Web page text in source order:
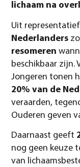
lichaam na
Uit
Nederlanders
resomeren
beschikbaar zijn.
Jongeren tonen
20% van de
veraarden,
Ouderen geven
Daarnaast geeft
nog geen keuze
van